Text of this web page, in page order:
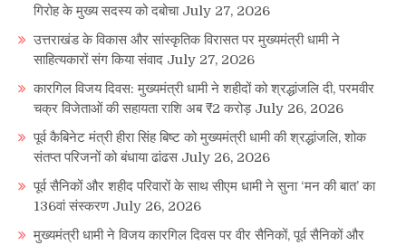
गिरोह के मुख्य सदस्य को दबोचा July 27, 2026
उत्तराखंड के विकास और सांस्कृतिक विरासत पर मुख्यमंत्री धामी ने
साहित्यकारों संग किया संवाद July 27, 2026
कारगिल विजय दिवस: मुख्यमंत्री धामी ने शहीदों को श्रद्धांजलि दी, परमवीर
चक्र विजेताओं की सहायता राशि अब ₹2 करोड़ July 26, 2026
पूर्व कैबिनेट मंत्री हीरा सिंह बिष्ट को मुख्यमंत्री धामी की श्रद्धांजलि, शोक
संतप्त परिजनों को बंधाया ढांढस July 26, 2026
पूर्व सैनिकों और शहीद परिवारों के साथ सीएम धामी ने सुना ‘मन की बात’ का
136वां संस्करण July 26, 2026
मुख्यमंत्री धामी ने विजय कारगिल दिवस पर वीर सैनिकों, पूर्व सैनिकों और